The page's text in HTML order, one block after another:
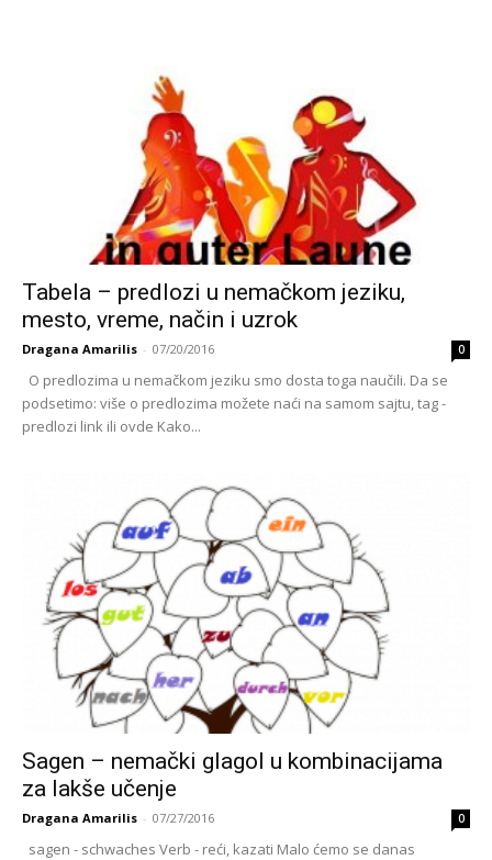
Tabela – predlozi u nemačkom jeziku,
mesto, vreme, način i uzrok
Dragana Amarilis - 07/20/2016 0
O predlozima u nemačkom jeziku smo dosta toga naučili. Da se
podsetimo: više o predlozima možete naći na samom sajtu, tag -
predlozi link ili ovde Kako...
Sagen – nemački glagol u kombinacijama
za lakše učenje
Dragana Amarilis - 07/27/2016 0
sagen - schwaches Verb - reći, kazati Malo ćemo se danas